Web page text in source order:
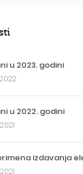
u 2023. godini
u 2022. godini
izdavanja